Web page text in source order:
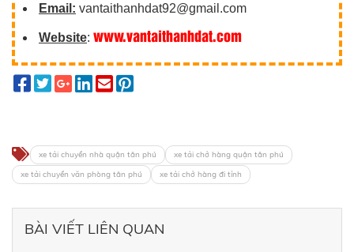
Email: vantaithanhdat92@gmail.com
Website: www.vantaithanhdat.com
xe tải chuyển nhà quận tân phú
xe tải chở hàng quận tân phú
xe tải chuyển văn phòng tân phú
xe tải chở hàng đi tỉnh
BÀI VIẾT LIÊN QUAN